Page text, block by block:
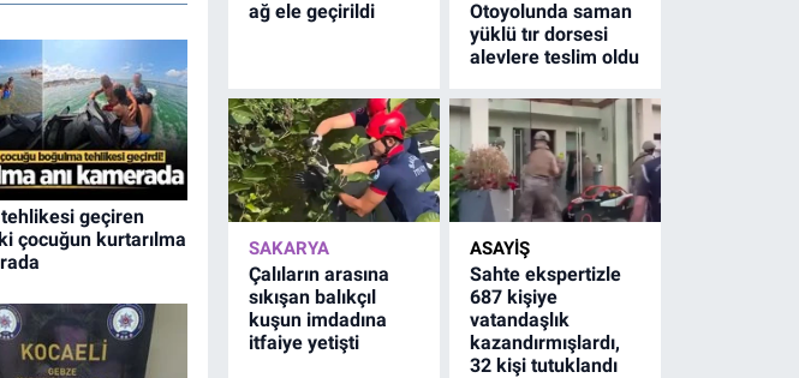
geçiren
çocuğun kurtarılma
ağ ele geçirildi
Otoyolunda saman
yüklü tır dorsesi
alevlere teslim oldu
SAKARYA
Çalıların arasına
sıkışan balıkçıl
kuşun imdadına
itfaiye yetişti
ASAYİŞ
Sahte ekspertizle
687 kişiye
vatandaşlık
kazandırmışlardı,
32 kişi tutuklandı